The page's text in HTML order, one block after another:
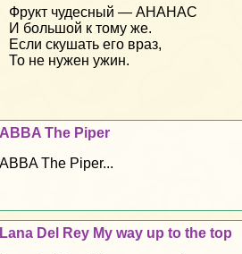
Фрукт чудесный — АНАНАС
И большой к тому же.
Если скушать его враз,
То не нужен ужин.
ABBA The Piper
ABBA The Piper...
Lana Del Rey My way up to the top